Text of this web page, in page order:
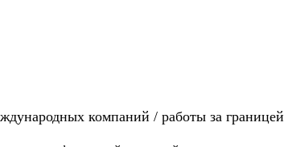
в Европе
компаний / работы за границей